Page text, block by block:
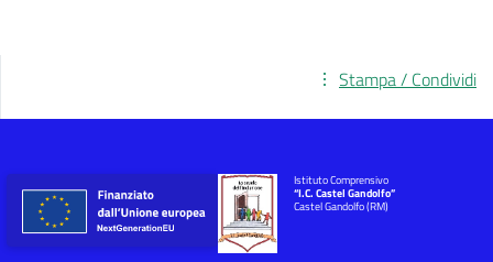
Stampa / Condividi
Istituto Comprensivo
“I.C. Castel Gandolfo”
Castel Gandolfo (RM)